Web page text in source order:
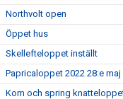
Northvolt open
Öppet hus
Skellefteloppet inställt
Papricaloppet 2022 28:e maj
Kom och spring